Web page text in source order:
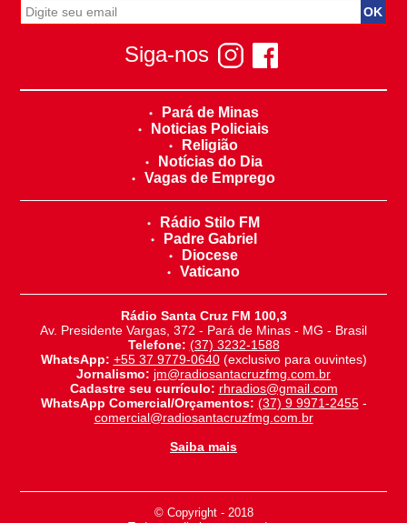
Siga-nos
Pará de Minas
Noticias Policiais
Religião
Notícias do Dia
Vagas de Emprego
Rádio Stilo FM
Padre Gabriel
Diocese
Vaticano
Rádio Santa Cruz FM 100,3
Av. Presidente Vargas, 372 - Pará de Minas - MG - Brasil
Telefone: (37) 3232-1588
WhatsApp: +55 37 9779-0640(exclusivo para ouvintes)
Jornalismo: jm@radiosantacruzfmg.com.br
Cadastre seu currículo: rhradios@gmail.com
WhatsApp Comercial/Orçamentos: (37) 9 9971-2455-
comercial@radiosantacruzfmg.com.br
Saiba mais
© Copyright - 2018
-